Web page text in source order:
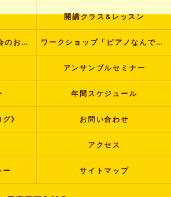
開講クラス&レッスン
レッスン希望・クラス入会のお申し込み ワークショップ「ピアノなんでも塾」
アンサンブルセミナー
年間スケジュール
》 お問い合わせ
アクセス
ー サイトマップ